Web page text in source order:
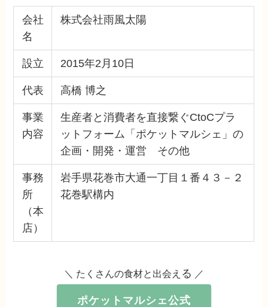
会社
名
株式会社雨風太陽
設立 2015年2月10日
代表 高橋 博之
事業
内容
生産者と消費者を直接繋ぐCtoCプラ
ットフォーム「ポケットマルシェ」の
企画・開発・運営 その他
事務
所
（本
店）
岩手県花巻市大通一丁目１番４３－２
花巻駅構内
＼ たくさんの食材と出会え る ／
ポケットマルシェ公式